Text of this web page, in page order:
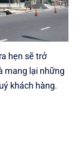
hẹn sẽ trở
mang lại những
khách hàng.